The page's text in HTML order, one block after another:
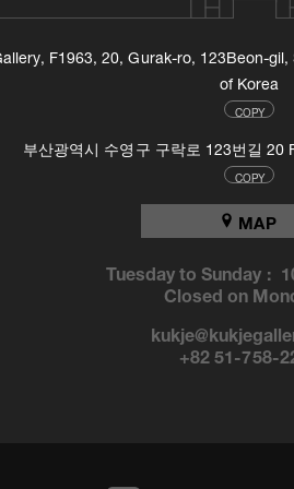
F1963, 20, Gurak-ro, 123Beon-
of Korea
COPY
부산광역시 수영구 구락로 123번길 20
COPY
MAP
Tuesday to Sunday :
Closed on
+82 51-758-